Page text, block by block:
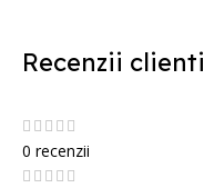
Recenzii clienti
0 recenzii